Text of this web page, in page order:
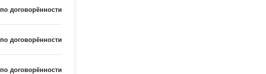
по договорённости
по договорённости
по договорённости